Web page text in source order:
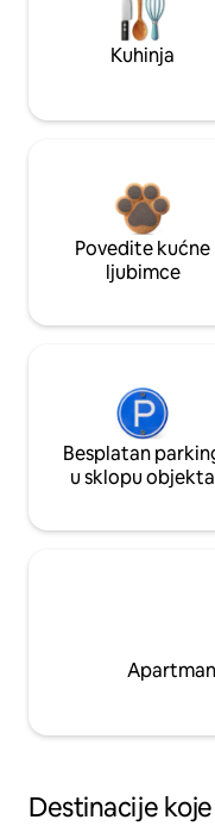
Kuhinja
Povedite kućne
ljubimce
Besplatan
u sklopu objekta
Destinacije